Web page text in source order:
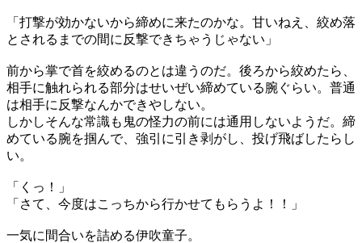
「打撃が効かないから締めに来たのかな。甘いねえ、絞め落
とされるまでの間に反撃できちゃうじゃない」
前から掌で首を絞めるのとは違うのだ。後ろから絞めたら、
相手に触れられる部分はせいぜい締めている腕ぐらい。普通
は相手に反撃なんかできやしない。
しかしそんな常識も鬼の怪力の前には通用しないようだ。締
めている腕を掴んで、強引に引き剥がし、投げ飛ばしたらし
い。
「くっ！」
「さて、今度はこっちから行かせてもらうよ！！」
一気に間合いを詰める伊吹童子。